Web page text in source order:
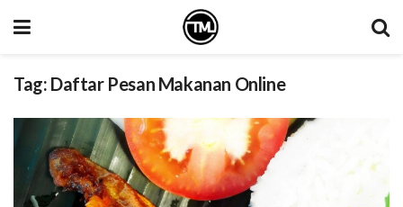
Tag: Daftar Pesan Makanan Online